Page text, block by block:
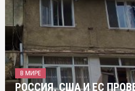
В МИРЕ
РОССИЯ, США И ЕС